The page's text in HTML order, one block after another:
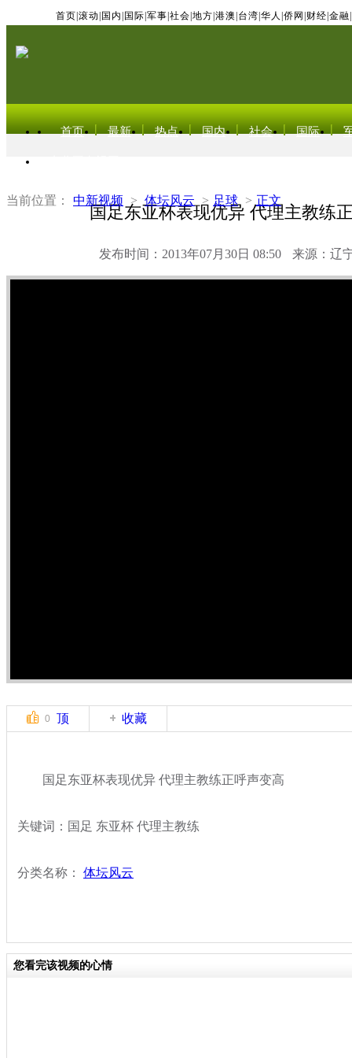
首页 滚动 国内 国际 军事 社会 地方 港澳 台湾 华人 侨网 财经 金融
首页 最新 热点 国内 社会 国际
当前位置： 中新视频 > 体坛风云 > 足球 > 正文
国足东亚杯表现优异 代理主教练
发布时间：2013年07月30日 08:50 来源：辽
0 顶 收藏
国足东亚杯表现优异 代理主教练正呼声变高
关键词：国足 东亚杯 代理主教练
分类名称： 体坛风云
您看完该视频的心情